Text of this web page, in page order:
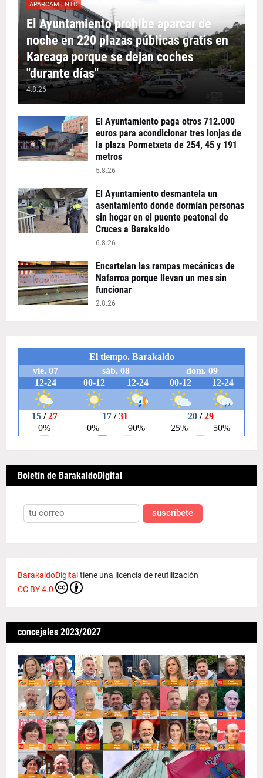
APARCAMIENTO
El Ayuntamiento prohíbe aparcar de
noche en 220 plazas públicas gratis en
Kareaga porque se dejan coches
"durante días"
4.8.26
El Ayuntamiento paga otros 712.000
euros para acondicionar tres lonjas de
la plaza Pormetxeta de 254, 45 y 191
metros
5.8.26
El Ayuntamiento desmantela un
asentamiento donde dormían personas
sin hogar en el puente peatonal de
Cruces a Barakaldo
6.8.26
Encartelan las rampas mecánicas de
Nafarroa porque llevan un mes sin
funcionar
2.8.26
Boletín de BarakaldoDigital
suscríbete
BarakaldoDigital tiene una licencia de reutilización
CC BY 4.0
concejales 2023/2027